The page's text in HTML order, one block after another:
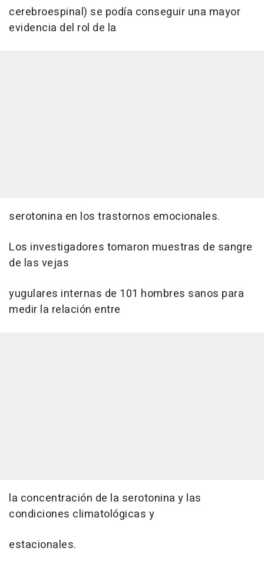
cerebroespinal) se podía conseguir una mayor
evidencia del rol de la
serotonina en los trastornos emocionales.
Los investigadores tomaron muestras de sangre
de las vejas
yugulares internas de 101 hombres sanos para
medir la relación entre
la concentración de la serotonina y las
condiciones climatológicas y
estacionales.